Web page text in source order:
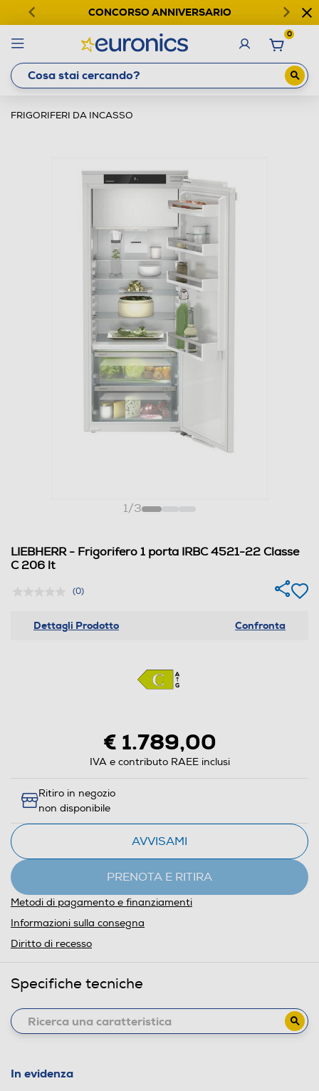
CONCORSO ANNIVERSARIO
0
FRIGORIFERI DA INCASSO
1/3
LIEBHERR - Frigorifero 1 porta IRBC 4521-22 Classe
C 206 lt
(0)
Dettagli Prodotto Confronta
€ 1.789,00
IVA e contributo RAEE inclusi
Ritiro in negozio
non disponibile
AVVISAMI
PRENOTA E RITIRA
Metodi di pagamento e finanziamenti
Informazioni sulla consegna
Diritto di recesso
Specifiche tecniche
In evidenza